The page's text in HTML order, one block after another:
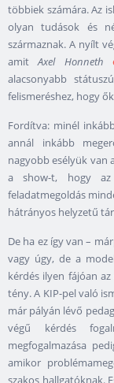
többiek számára. Az
olyan tudások és
származnak. A nyílt
amitAxel Honneth
alacsonyabb
felismeréshez, hogy
Fordítva: minél
annál inkább
nagyobb esélyük van
a show-t, hogy az
feladatmegoldás
hátrányos helyzetű
De ha ez így van –
vagy úgy, de a
kérdés ilyen fájóan
tény. A KIP-pel való
már pályán lévő
végű kérdés
megfogalmazása
amikor
szakos hallgatóknak.